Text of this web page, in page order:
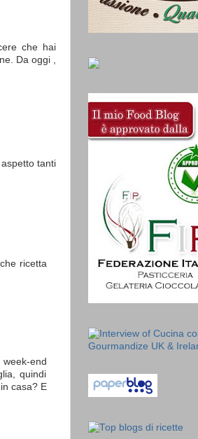
che hai
Da oggi ,
tanti
ricetta
end
quindi
casa? E